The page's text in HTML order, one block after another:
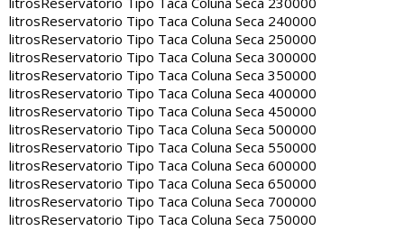
litrosReservatorio Tipo Taca Coluna Seca 240000
litrosReservatorio Tipo Taca Coluna Seca 250000
litrosReservatorio Tipo Taca Coluna Seca 300000
litrosReservatorio Tipo Taca Coluna Seca 350000
litrosReservatorio Tipo Taca Coluna Seca 400000
litrosReservatorio Tipo Taca Coluna Seca 450000
litrosReservatorio Tipo Taca Coluna Seca 500000
litrosReservatorio Tipo Taca Coluna Seca 550000
litrosReservatorio Tipo Taca Coluna Seca 600000
litrosReservatorio Tipo Taca Coluna Seca 650000
litrosReservatorio Tipo Taca Coluna Seca 700000
litrosReservatorio Tipo Taca Coluna Seca 750000